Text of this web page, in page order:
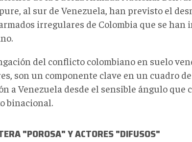
al sur de Venezuela, han previsto el
irregulares de Colombia que se
del conflicto colombiano en suelo
son un componente clave en un cuadro
a Venezuela desde el sensible ángulo que
binacional.
"POROSA" Y ACTORES "DIFUSOS"